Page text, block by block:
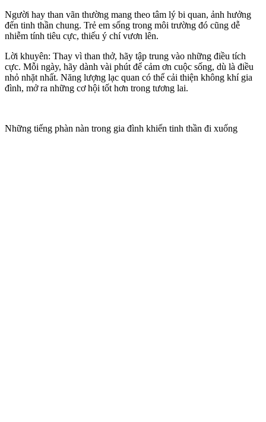
Người hay than vãn thường mang theo tâm lý bi quan, ảnh hưởng
đến tinh thần chung. Trẻ em sống trong môi trường đó cũng dễ
nhiễm tính tiêu cực, thiếu ý chí vươn lên.
Lời khuyên: Thay vì than thở, hãy tập trung vào những điều tích
cực. Mỗi ngày, hãy dành vài phút để cảm ơn cuộc sống, dù là điều
nhỏ nhặt nhất. Năng lượng lạc quan có thể cải thiện không khí gia
đình, mở ra những cơ hội tốt hơn trong tương lai.
Những tiếng phàn nàn trong gia đình khiến tinh thần đi xuống